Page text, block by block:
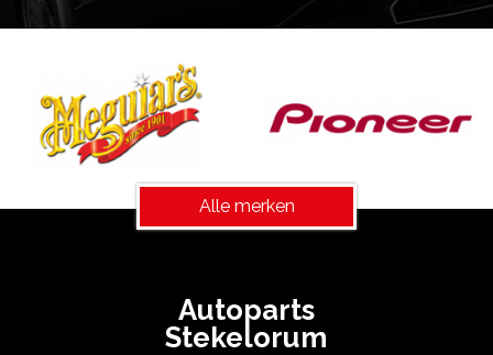
Alle merken
Autoparts
Stekelorum